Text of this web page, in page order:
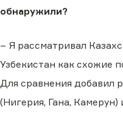
обнаружили?
− Я рассматривал
Узбекистан как схожие
Для сравнения добавил
(Нигерия, Гана,